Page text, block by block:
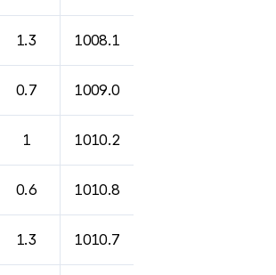
1.3 1008.1
0.7 1009.0
1 1010.2
0.6 1010.8
1.3 1010.7